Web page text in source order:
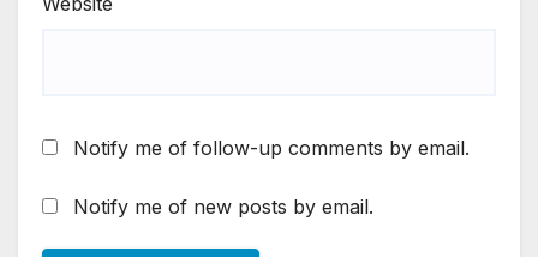
Notify me of follow-up comments by email.
Notify me of new posts by email.